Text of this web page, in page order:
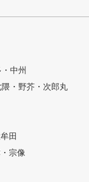
教えてもらっても月
ルフレッスンスタジ
ドラコンプロ・名門
ャディなどゴルフを
れぞれの進度に合わ
くて楽しいレッスン
者の方、今まで屋外
中州
隈・野芥・次郎丸
田
宗像